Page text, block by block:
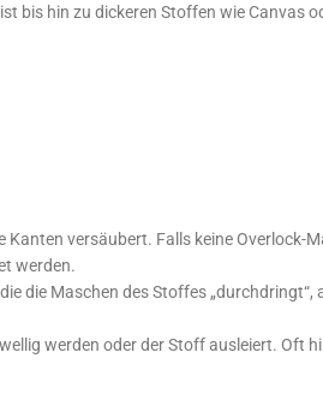
bis hin zu dickeren Stoffen wie Canvas
versäubert. Falls keine Overlock-
werden.
die Maschen des Stoffes „durchdringt“,
werden oder der Stoff ausleiert. Oft